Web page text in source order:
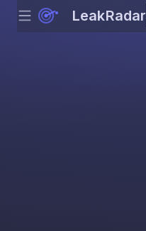
Menu LeakRadar